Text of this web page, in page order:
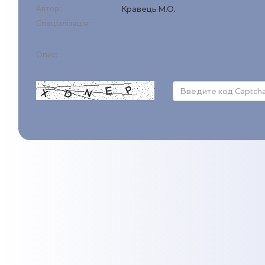
Автор: Кравець М.О.
Спеціалізація:
Опис: